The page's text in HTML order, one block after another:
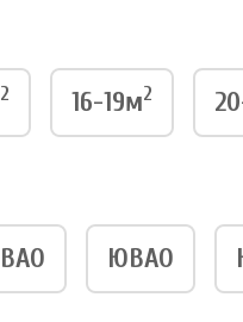
2 16-19м2
ВАО ЮВАО